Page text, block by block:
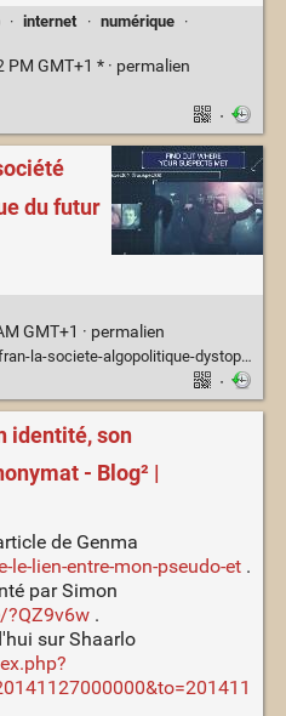
· internet · numérique
·
GMT+1 * · permalien
·
du futur
GMT+1 · permalien
algopolitique-dystopique-du-futur-a-debute/
·
identité, son
- Blog² |
de Genma
lien-entre-mon-pseudo-et.
par Simon
.
sur Shaarlo